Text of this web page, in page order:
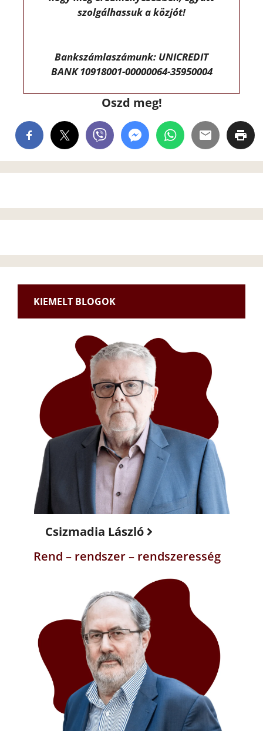
szolgálhassuk a közjót!
Bankszámlaszámunk: UNICREDIT
BANK 10918001-00000064-35950004
Oszd meg!
KIEMELT BLOGOK
Csizmadia László
Rend – rendszer – rendszeresség